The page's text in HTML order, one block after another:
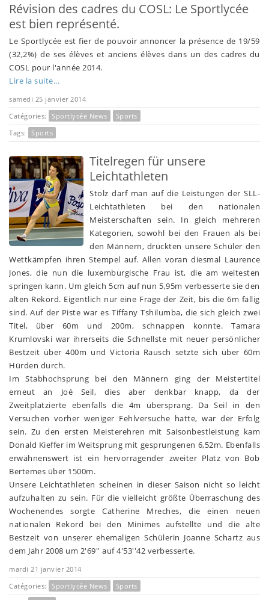
Révision des cadres du COSL: Le Sportlycée
est bien représenté.
Le Sportlycée est fier de pouvoir annoncer la présence de 19/59
(32,2%) de ses élèves et anciens élèves dans un des cadres du
COSL pour l'année 2014.
Lire la suite...
samedi 25 janvier 2014
Catégories:
Sportlycée News
Sports
Tags:
Sports
Titelregen für unsere
Leichtathleten
Stolz darf man auf die Leistungen der SLL-
Leichtathleten bei den nationalen
Meisterschaften sein. In gleich mehreren
Kategorien, sowohl bei den Frauen als bei
den Männern, drückten unsere Schüler den
Wettkämpfen ihren Stempel auf. Allen voran diesmal Laurence
Jones, die nun die luxemburgische Frau ist, die am weitesten
springen kann. Um gleich 5cm auf nun 5,95m verbesserte sie den
alten Rekord. Eigentlich nur eine Frage der Zeit, bis die 6m fällig
sind. Auf der Piste war es Tiffany Tshilumba, die sich gleich zwei
Titel, über 60m und 200m, schnappen konnte. Tamara
Krumlovski war ihrerseits die Schnellste mit neuer persönlicher
Bestzeit über 400m und Victoria Rausch setzte sich über 60m
Hürden durch.
Im Stabhochsprung bei den Männern ging der Meistertitel
erneut an Joé Seil, dies aber denkbar knapp, da der
Zweitplatzierte ebenfalls die 4m übersprang. Da Seil in den
Versuchen vorher weniger Fehlversuche hatte, war der Erfolg
sein. Zu den ersten Meisterehren mit Saisonbestleistung kam
Donald Kieffer im Weitsprung mit gesprungenen 6,52m. Ebenfalls
erwähnenswert ist ein hervorragender zweiter Platz von Bob
Bertemes über 1500m.
Unsere Leichtathleten scheinen in dieser Saison nicht so leicht
aufzuhalten zu sein. Für die vielleicht größte Überraschung des
Wochenendes sorgte Catherine Mreches, die einen neuen
nationalen Rekord bei den Minimes aufstellte und die alte
Bestzeit von unserer ehemaligen Schülerin Joanne Schartz aus
dem Jahr 2008 um 2'69'' auf 4'53''42 verbesserte.
mardi 21 janvier 2014
Catégories:
Sportlycée News
Sports